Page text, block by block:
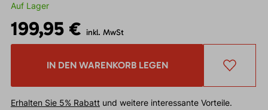
Auf Lager
199,95 € inkl. MwSt
IN DEN WARENKORB LEGEN
Erhalten Sie 5% Rabattund weitere interessante Vorteile.